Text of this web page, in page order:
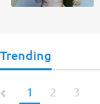
Trending
1 2 3